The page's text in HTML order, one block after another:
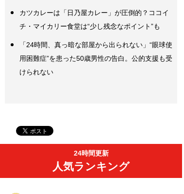
カツカレーは「日乃屋カレー」が圧倒的？ココイ
チ・マイカリー食堂は“少し残念なポイント”も
「24時間、真っ暗な部屋から出られない」“眼球使
用困難症”を患った50歳男性の告白。公的支援も受
けられない
24時間更新
人気ランキング